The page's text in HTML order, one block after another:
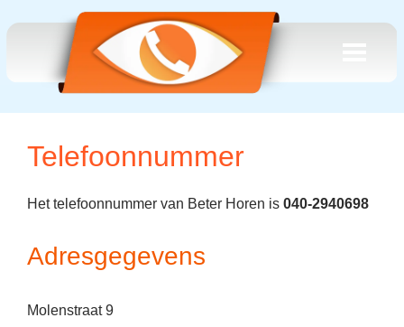
Telefoonnummer
Het telefoonnummer van Beter Horen is 040-2940698
Adresgegevens
Molenstraat 9